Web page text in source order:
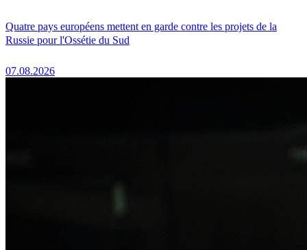
Quatre pays européens mettent en garde contre les projets de la
Russie pour l'Ossétie du Sud
07.08.2026